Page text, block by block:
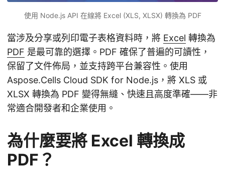
使用 Node.js API 在線將 Excel (XLS, XLSX) 轉換為 PDF
當涉及分享或列印電子表格資料時，將 Excel 轉換為
PDF 是最可靠的選擇。PDF 確保了普遍的可讀性，
保留了文件佈局，並支持跨平台兼容性。使用
Aspose.Cells Cloud SDK for Node.js，將 XLS 或
XLSX 轉換為 PDF 變得無縫、快速且高度準確——非
常適合開發者和企業使用。
為什麼要將 Excel 轉換成
PDF？